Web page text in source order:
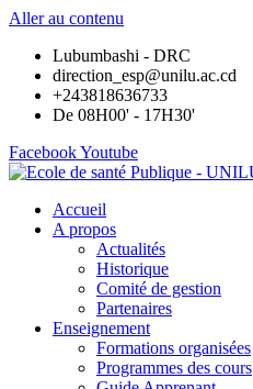
Aller au contenu
Lubumbashi - DRC
direction_esp@unilu.ac.cd
+243818636733
De 08H00' - 17H30'
FacebookYoutube
Accueil
A propos
Actualités
Historique
Comité de gestion
Partenaires
Enseignement
Formations organisées
Programmes des cours